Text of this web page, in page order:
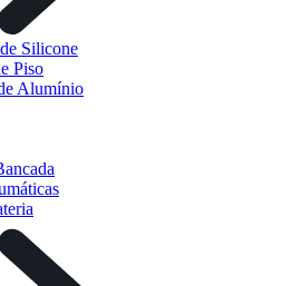
Silicone
Piso
Alumínio